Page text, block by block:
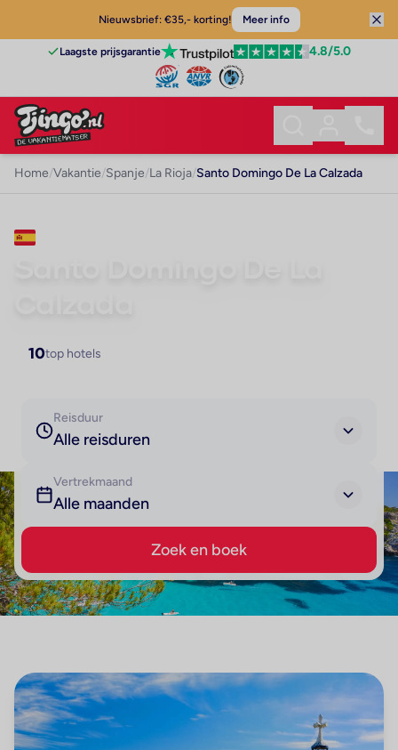
Nieuwsbrief: €35,- korting! Meer info
Laagste prijsgarantie 4.8/5.0
Home/Vakantie/Spanje/La Rioja/Santo Domingo De La Calzada
10top hotels
Reisduur
Alle reisduren
Vertrekmaand
Alle maanden
Zoek en boek